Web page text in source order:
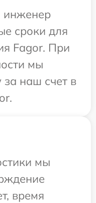
инженер
сроки для
Fagor. При
мы
за наш счет в
мы
время